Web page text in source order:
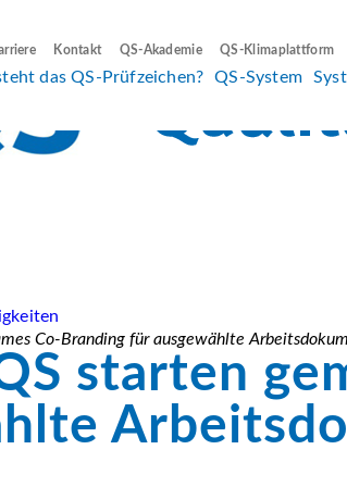
Kontakt QS-Akademie QS-Klimaplattform
das QS-Prüfzeichen? QS-System
Co-Branding für ausgewählte
QS starten